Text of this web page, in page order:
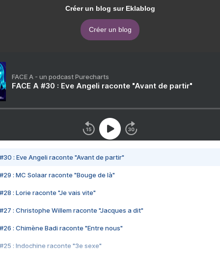
Créer un blog sur Eklablog
Créer un blog
FACE A - un podcast Purecharts
FACE A #30 : Eve Angeli raconte "Avant de partir"
#30 : Eve Angeli raconte "Avant de partir"
#29 : MC Solaar raconte "Bouge de là"
#28 : Lorie raconte "Je vais vite"
#27 : Christophe Willem raconte "Jacques a dit"
#26 : Chimène Badi raconte "Entre nous"
#25 : Indochine raconte "3e sexe"